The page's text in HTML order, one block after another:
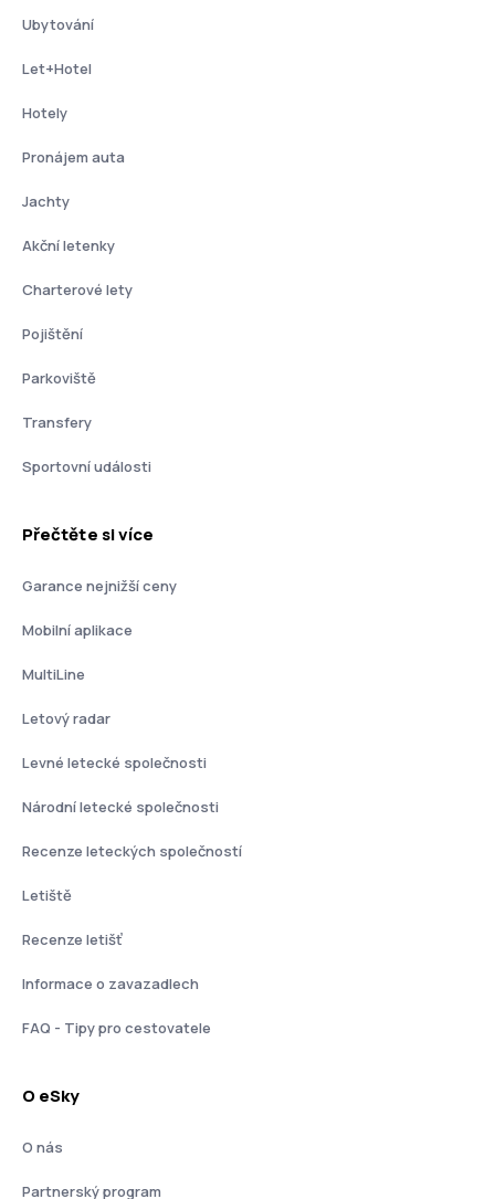
Ubytování
Let+Hotel
Hotely
Pronájem auta
Jachty
Akční letenky
Charterové lety
Pojištění
Parkoviště
Transfery
Sportovní události
Přečtěte si více
Garance nejnižší ceny
Mobilní aplikace
MultiLine
Letový radar
Levné letecké společnosti
Národní letecké společnosti
Recenze leteckých společností
Letiště
Recenze letišť
Informace o zavazadlech
FAQ - Tipy pro cestovatele
O eSky
O nás
Partnerský program